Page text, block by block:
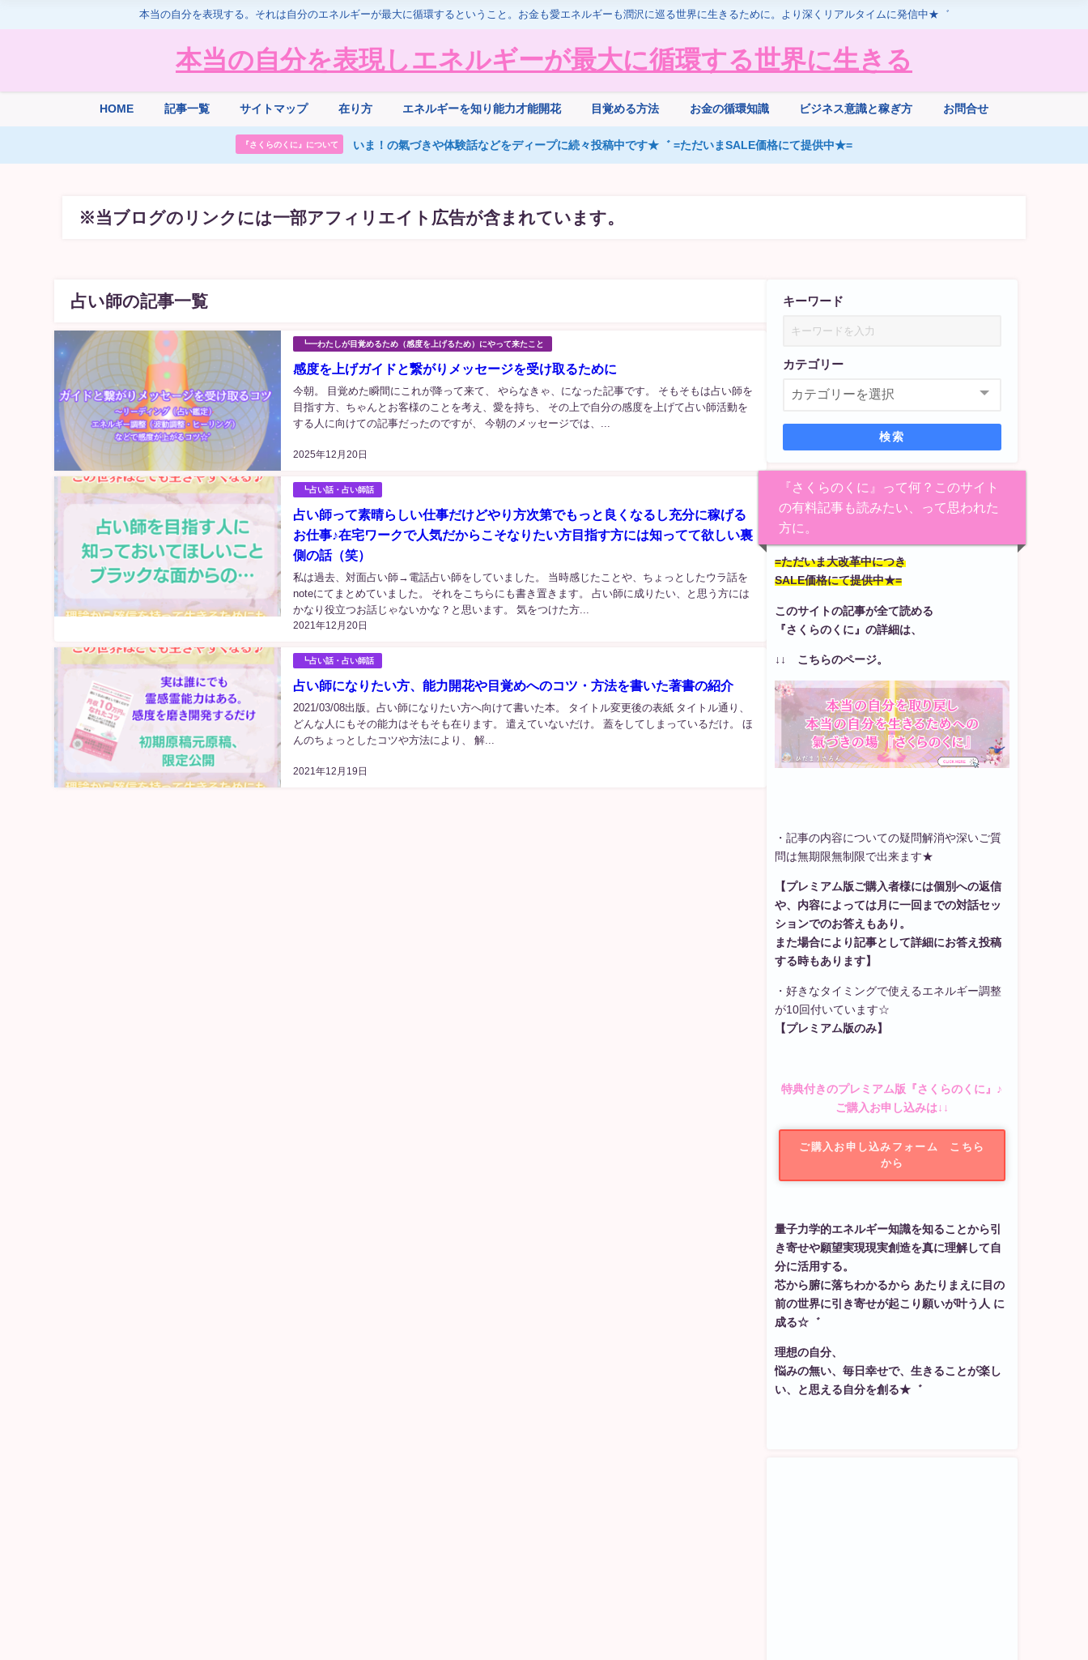
本当の自分を表現する。それは自分のエネルギーが最大に循環するということ。お金も愛エネルギーも潤沢に巡る世界に生きるために。より深くリアルタイムに発信中★゛
本当の自分を表現しエネルギーが最大に循環する世界に生きる
HOME 記事一覧 サイトマップ 在り方 エネルギーを知り能力才能開花 目覚める方法 お金の循環知識 ビジネス意識と稼ぎ方 お問合せ
『さくらのくに』について いま！の氣づきや体験話などをディープに続々投稿中です★゛ =ただいまSALE価格にて提供中★=
※当ブログのリンクには一部アフィリエイト広告が含まれています。
占い師の記事一覧
┗━わたしが目覚めるため（感度を上げるため）にやって来たこと
感度を上げガイドと繋がりメッセージを受け取るために
2025年12月20日
今朝。 目覚めた瞬間にこれが降って来て、 やらなきゃ、になった記事です。 そもそもは占い師を
目指す方、ちゃんとお客様のことを考え、愛を持ち、 その上で自分の感度を上げて占い師活動を
する人に向けての記事だったのですが、 今朝のメッセージでは、...
┗占い話・占い師話
占い師って素晴らしい仕事だけどやり方次第でもっと良くなるし充分に稼げる
お仕事♪在宅ワークで人気だからこそなりたい方目指す方には知ってて欲しい裏
側の話（笑）
2021年12月20日
私は過去、対面占い師→電話占い師をしていました。 当時感じたことや、ちょっとしたウラ話を
noteにてまとめていました。 それをこちらにも書き置きます。 占い師に成りたい、と思う方には
かなり役立つお話じゃないかな？と思います。 気をつけた方...
┗占い話・占い師話
占い師になりたい方、能力開花や目覚めへのコツ・方法を書いた著書の紹介
2021年12月19日
2021/03/08出版。占い師になりたい方へ向けて書いた本。 タイトル変更後の表紙 タイトル通り、
どんな人にもその能力はそもそも在ります。 遣えていないだけ。 蓋をしてしまっているだけ。 ほ
んのちょっとしたコツや方法により、 解...
キーワード
カテゴリー
検索
『さくらのくに』って何？このサイト
の有料記事も読みたい、って思われた
方に。
=ただいま大改革中につき
SALE価格にて提供中★=
このサイトの記事が全て読める
『さくらのくに』の詳細は、
↓↓ こちらのページ。
・記事の内容についての疑問解消や深いご質
問は無期限無制限で出来ます★
【プレミアム版ご購入者様には個別への返信
や、内容によっては月に一回までの対話セッ
ションでのお答えもあり。
また場合により記事として詳細にお答え投稿
する時もあります】
・好きなタイミングで使えるエネルギー調整
が10回付いています☆
【プレミアム版のみ】
特典付きのプレミアム版『さくらのくに』♪
ご購入お申し込みは↓↓
ご購入お申し込みフォーム こちら
から
量子力学的エネルギー知識を知ることから引
き寄せや願望実現現実創造を真に理解して自
分に活用する。
芯から腑に落ちわかるから あたりまえに目の
前の世界に引き寄せが起こり願いが叶う人 に
成る☆゛
理想の自分、
悩みの無い、毎日幸せで、生きることが楽し
い、と思える自分を創る★゛